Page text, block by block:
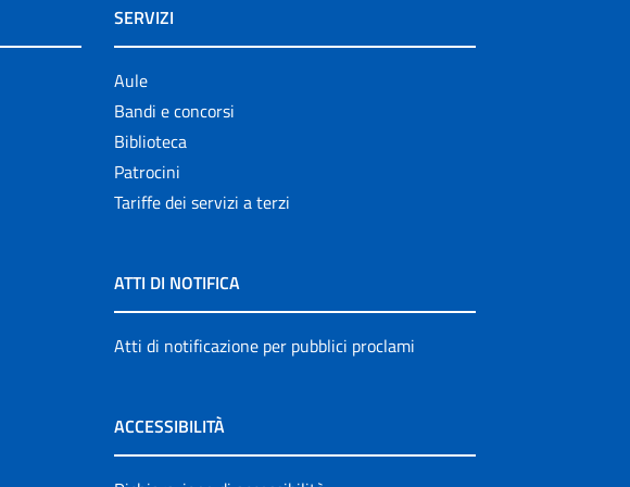
SERVIZI
Aule
Bandi e concorsi
Biblioteca
Patrocini
Tariffe dei servizi a terzi
ATTI DI NOTIFICA
Atti di notificazione per pubblici proclami
ACCESSIBILITÀ